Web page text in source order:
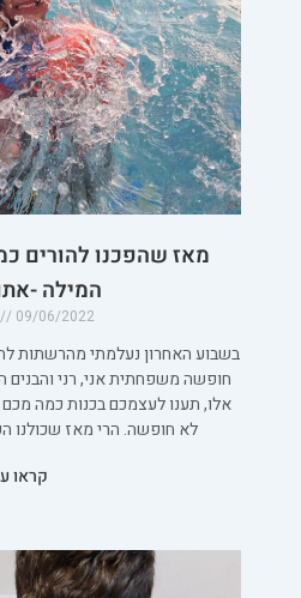
מאז שהפכנו להורים
המילה -
09/06/2022
בשבוע האחרון נעלמתי מהרשתות
חופשה משפחתית אני, רני
אלו, תענו לעצמכם בכנות כמה
לא חופשה. הרי מאז שכולנו
קראו